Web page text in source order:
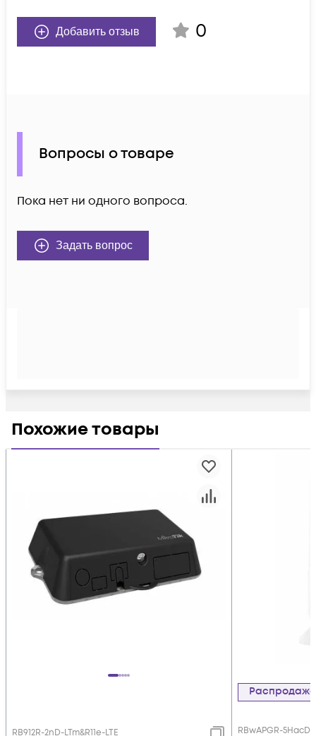
Добавить отзыв 0
Вопросы о товаре
Пока нет ни одного вопроса.
Задать вопрос
Похожие товары
RB912R-2nD-LTm&R11e-LTE
Распродажа
RBwAPGR-